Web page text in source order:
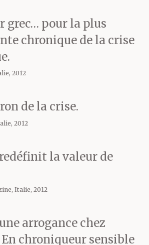
ronger à
comme des
euros — il l’a
l’a regardé,
euros c’est
grec… pour la plus
chronique de la crise
2012
de la crise.
2012
la valeur de
Italie, 2012
arrogance chez
chroniqueur sensible